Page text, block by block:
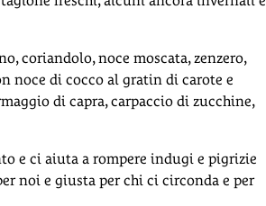
coriandolo, noce moscata, zenzero,
noce di cocco al gratin di carote e
di capra, carpaccio di zucchine,
e ci aiuta a rompere indugi e pigrizie
noi e giusta per chi ci circonda e per